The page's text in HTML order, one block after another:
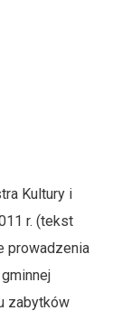
Kultury i
r. (tekst
prowadzenia
zabytków